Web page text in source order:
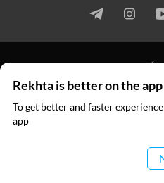
© 2026 Rekhta™
Rekhta is better on the app
To get better and faster
app